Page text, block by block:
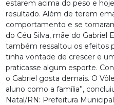
estarem acima do peso e
resultado. Além de terem
comportamento e se
do Céu Silva, mãe do Gabriel
também ressaltou os efeitos
tinha vontade de crescer e
praticasse algum esporte.
o Gabriel gosta demais. O
aluno como a família”,
Natal/RN: Prefeitura